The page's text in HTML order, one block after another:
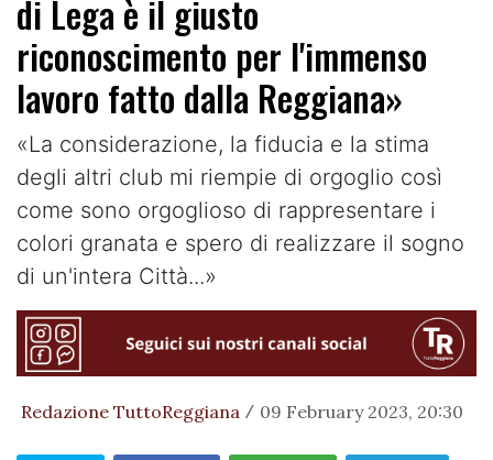
di Lega è il giusto
riconoscimento per l'immenso
lavoro fatto dalla Reggiana»
«La considerazione, la fiducia e la stima
degli altri club mi riempie di orgoglio così
come sono orgoglioso di rappresentare i
colori granata e spero di realizzare il sogno
di un'intera Città...»
Redazione TuttoReggiana / 09 February 2023, 20:30